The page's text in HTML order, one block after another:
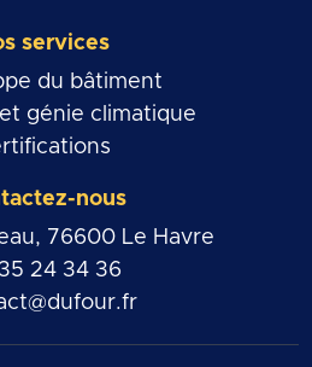
services
du bâtiment
génie climatique
nous
76600 Le Havre
24 34 36